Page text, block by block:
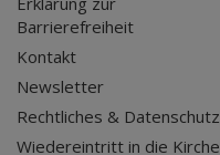
Barrierefreiheit
Kontakt
Newsletter
Rechtliches & Datenschutz
Wiedereintritt in die Kirche